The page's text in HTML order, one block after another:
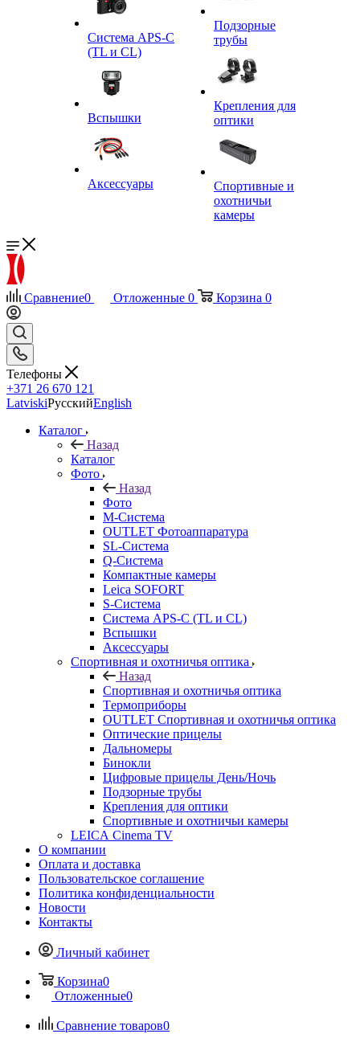
Система APS-C
(TL и CL)
Вспышки
Аксессуары
Подзорные
трубы
Крепления для
оптики
Спортивные и
охотничьи
камеры
Сравнение0 Отложенные 0 Корзина 0
Телефоны
+371 26 670 121
LatviskiРусскийEnglish
Каталог
Назад
Каталог
Фото
Назад
Фото
M-Система
OUTLET Фотоаппаратура
SL-Система
Q-Cистема
Компактные камеры
Leica SOFORT
S-Система
Система APS-C (TL и CL)
Вспышки
Аксессуары
Спортивная и охотничья оптика
Назад
Спортивная и охотничья оптика
Tермоприборы
OUTLET Спортивная и охотничья оптика
Оптические прицелы
Дальномеры
Бинокли
Цифровые прицелы День/Ночь
Подзорные трубы
Крепления для оптики
Спортивные и охотничьи камеры
LEICA Cinema TV
О компании
Оплата и доставка
Пользовательское соглашение
Политика конфиденциальности
Новости
Контакты
Личный кабинет
Корзина0
Отложенные0
Сравнение товаров0